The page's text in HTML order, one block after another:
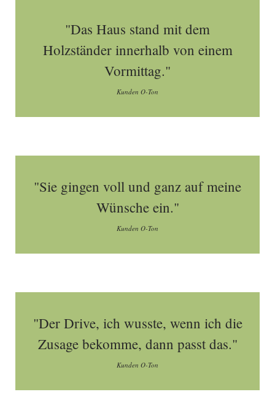
"Das Haus stand mit dem
Holzständer innerhalb von einem
Vormittag."
Kunden O-Ton
"Sie gingen voll und ganz auf meine
Wünsche ein."
Kunden O-Ton
"Der Drive, ich wusste, wenn ich die
Zusage bekomme, dann passt das."
Kunden O-Ton